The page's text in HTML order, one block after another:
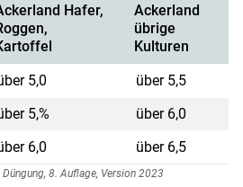
Hafer,
Ackerland
übrige
Kulturen
5,0
über 5,5
5,%
über 6,0
6,0 über 6,5
8. Auflage, Version 2023